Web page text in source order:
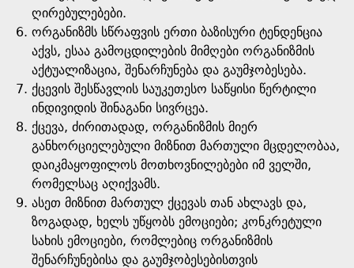
ღირებულებები.
ორგანიზმს სწრაფვის ერთი ბაზისური ტენდენცია
აქვს, ესაა გამოცდილების მიმღები ორგანიზმის
აქტუალიზაცია, შენარჩუნება და გაუმჯობესება.
ქცევის შესწავლის საუკეთესო საწყისი წერტილი
ინდივიდის შინაგანი სივრცეა.
ქცევა, ძირითადად, ორგანიზმის მიერ
განხორციელებული მიზნით მართული მცდელობაა,
დაიკმაყოფილოს მოთხოვნილებები იმ ველში,
რომელსაც აღიქვამს.
ასეთ მიზნით მართულ ქცევას თან ახლავს და,
ზოგადად, ხელს უწყობს ემოციები; კონკრეტული
სახის ემოციები, რომლებიც ორგანიზმის
შენარჩუნებისა და გაუმჯობესებისთვის